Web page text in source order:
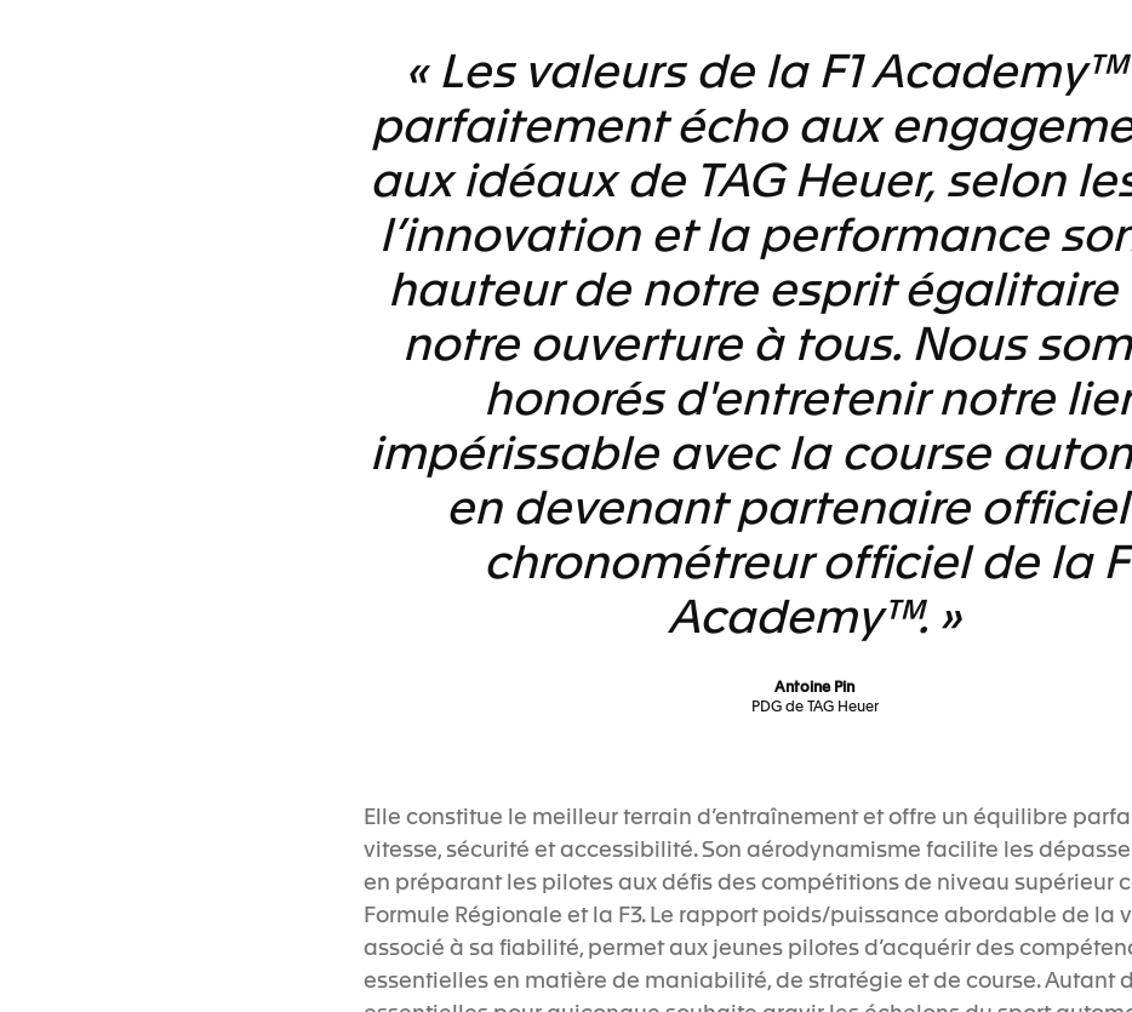
« Les valeurs de la F1
parfaitement écho aux
aux idéaux de TAG Heuer, selon
l’innovation et la performance
hauteur de notre esprit égalitaire
notre ouverture à tous. Nous
honorés d'entretenir notre
impérissable avec la course
en devenant partenaire
chronométreur officiel de la
Academy™. »
Antoine Pin
PDG de TAG Heuer
Elle constitue le meilleur terrain d’entraînement et offre un équilibre
vitesse, sécurité et accessibilité. Son aérodynamisme facilite les
en préparant les pilotes aux défis des compétitions de niveau supérieur
Formule Régionale et la F3. Le rapport poids/puissance abordable de la
associé à sa fiabilité, permet aux jeunes pilotes d’acquérir des
essentielles en matière de maniabilité, de stratégie et de course. Autant